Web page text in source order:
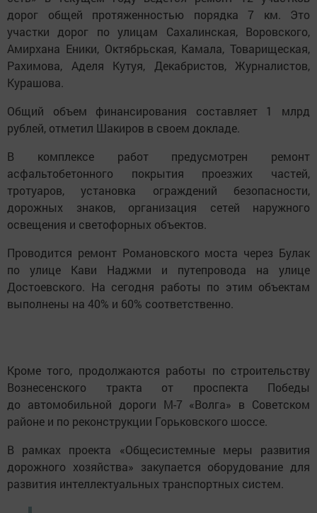
дорог общей протяженностью порядка 7 км. Это
участки дорог по улицам Сахалинская, Воровского,
Амирхана Еники, Октябрьская, Камала, Товарищеская,
Рахимова, Аделя Кутуя, Декабристов, Журналистов,
Курашова.
Общий объем финансирования составляет 1 млрд
рублей, отметил Шакиров в своем докладе.
В комплексе работ предусмотрен ремонт
асфальтобетонного покрытия проезжих частей,
тротуаров, установка ограждений безопасности,
дорожных знаков, организация сетей наружного
освещения и светофорных объектов.
Проводится ремонт Романовского моста через Булак
по улице Кави Наджми и путепровода на улице
Достоевского. На сегодня работы по этим объектам
выполнены на 40% и 60% соответственно.
Кроме того, продолжаются работы по строительству
Вознесенского тракта от проспекта Победы
до автомобильной дороги М-7 «Волга» в Советском
районе и по реконструкции Горьковского шоссе.
В рамках проекта «Общесистемные меры развития
дорожного хозяйства» закупается оборудование для
развития интеллектуальных транспортных систем.